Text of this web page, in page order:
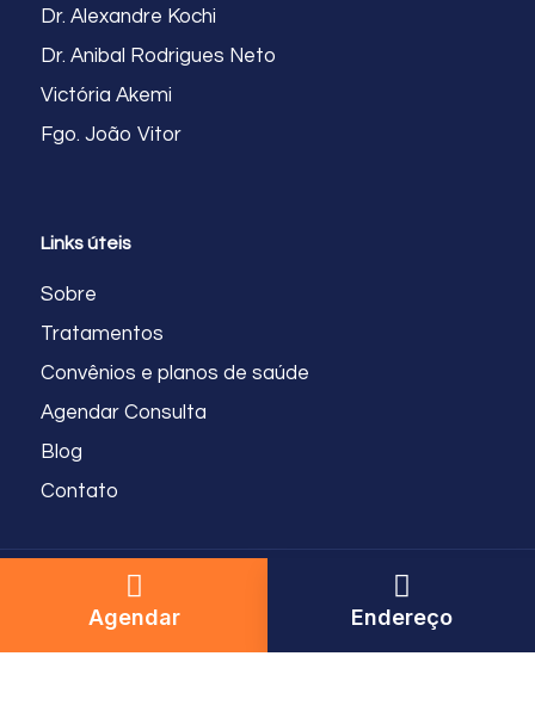
Agendar Endereço
Dr. Alexandre Kochi
Dr. Anibal Rodrigues Neto
Victória Akemi
Fgo. João Vitor
Links úteis
Sobre
Tratamentos
Convênios e planos de saúde
Agendar Consulta
Blog
Contato
CLÍNICA NEOFOCO - SÃO PAULO® 2025. TODOS OS DIREITOS RESERVADOS